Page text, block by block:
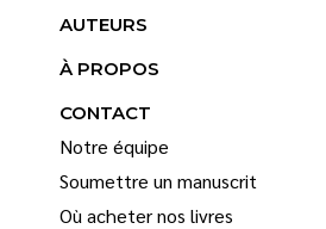
AUTEURS
À PROPOS
CONTACT
Notre équipe
Soumettre un manuscrit
Où acheter nos livres